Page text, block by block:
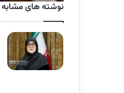
نوشته های مشابه